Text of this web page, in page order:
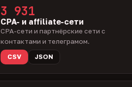
3 931
CPA- и affiliate-сети
CPA-сети и партнёрские сети с
контактами и телеграмом.
CSV
JSON